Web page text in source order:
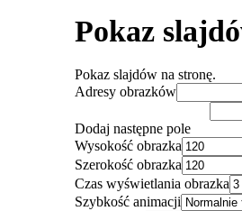
Pokaz
Pokaz slajdów na stronę.
Adresy obrazków
Dodaj następne pole
Wysokość obrazka
Szerokość obrazka
Czas wyświetlania obrazka
Szybkość animacji